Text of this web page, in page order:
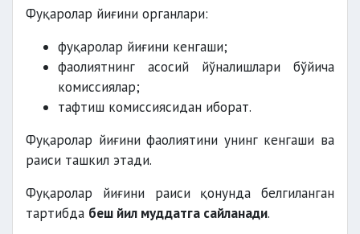
Фуқаролар йиғини органлари:
фуқаролар йиғини кенгаши;
фаолиятнинг асосий йўналишлари бўйича
комиссиялар;
тафтиш комиссиясидан иборат.
Фуқаролар йиғини фаолиятини унинг кенгаши ва
раиси ташкил этади.
Фуқаролар йиғини раиси қонунда белгиланган
тартибда беш йил муддатга сайланади.